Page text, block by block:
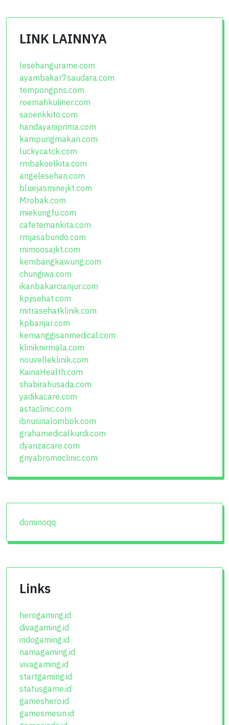
LINK LAINNYA
lesehangurame.com
ayambakar7saudara.com
tempongpns.com
roemahkuliner.com
saoenkkito.com
handayaniprima.com
kampungmakan.com
luckycatck.com
rmbakoelkita.com
angelesehan.com
bluejasminejkt.com
Mrobak.com
miekungfu.com
cafetemankita.com
rmjasabundo.com
mimoosajkt.com
kembangkawung.com
chungiwa.com
ikanbakarcianjur.com
kpjisehat.com
mitrasehatklinik.com
kpbanjar.com
kemanggisanmedical.com
kliniknirmala.com
nouvelleklinik.com
KainaHealth.com
shabirahusada.com
yadikacare.com
astaclinic.com
ibnusinalombok.com
grahamedicalkurdi.com
dyanzacare.com
griyabromoclinic.com
dominoqq
Links
herogaming.id
divagaming.id
indogaming.id
namagaming.id
vivagaming.id
startgaming.id
statusgame.id
gameshero.id
gamesmesin.id